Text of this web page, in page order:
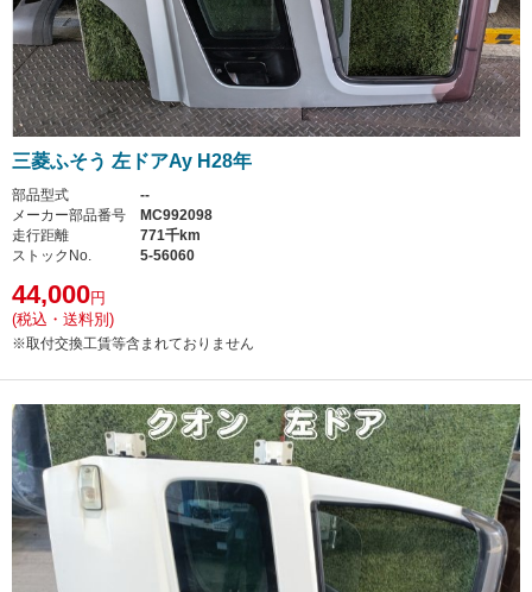
三菱ふそう 左ドアAy H28年
部品型式
--
メーカー部品番号
MC992098
走行距離
771千km
ストックNo.
5-56060
44,000円
(税込・送料別)
※取付交換工賃等含まれておりません